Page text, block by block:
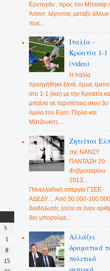
S
1
8
15
Ερντογάν , προς τον Μπασάρ
Άσαντ, λέγοντας μεταξύ άλλων
πως...
Ιταλία -
Κροατία 1-1
(video)
Η Ιταλία
προηγήθηκε ξανά, όμως έμεινε
στο 1-1 (και) με την Κροατία
μπαίνει σε περιπέτειες στον 3ο
όμιλο του Euro. Πίρλο και
Μάτζουκιτς ...
Ζητείται
της ΝΑΝΣΥ
ΠΑΝΤΑΖΗ 20
Φεβρουαρίου
2013…
Πανελλαδική απεργία ΓΣΕΕ-
ΑΔΕΔΥ… Από 50.000-100.000
διαδηλωτές (ούτε σε έναν
δεν μπορούμε...
Αλλάζει
δραματικά
πολιτικό